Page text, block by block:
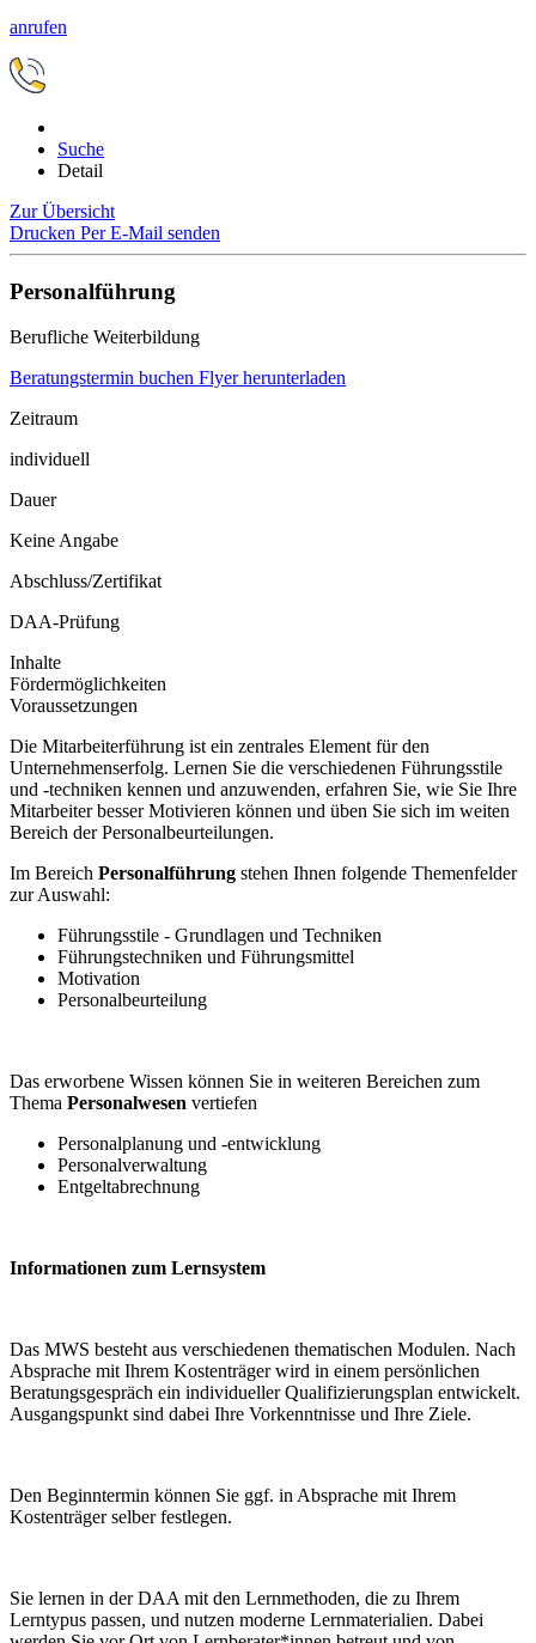
anrufen
Suche
Detail
Zur Übersicht
Drucken Per E-Mail senden
Personalführung
Berufliche Weiterbildung
Beratungstermin buchen Flyer herunterladen
Zeitraum
individuell
Dauer
Keine Angabe
Abschluss/Zertifikat
DAA-Prüfung
Inhalte
Fördermöglichkeiten
Voraussetzungen
Die Mitarbeiterführung ist ein zentrales Element für den
Unternehmenserfolg. Lernen Sie die verschiedenen Führungsstile
und -techniken kennen und anzuwenden, erfahren Sie, wie Sie Ihre
Mitarbeiter besser Motivieren können und üben Sie sich im weiten
Bereich der Personalbeurteilungen.
Im Bereich Personalführung stehen Ihnen folgende Themenfelder
zur Auswahl:
Führungsstile - Grundlagen und Techniken
Führungstechniken und Führungsmittel
Motivation
Personalbeurteilung
Das erworbene Wissen können Sie in weiteren Bereichen zum
Thema Personalwesen vertiefen
Personalplanung und -entwicklung
Personalverwaltung
Entgeltabrechnung
Informationen zum Lernsystem
Das MWS besteht aus verschiedenen thematischen Modulen. Nach
Absprache mit Ihrem Kostenträger wird in einem persönlichen
Beratungsgespräch ein individueller Qualifizierungsplan entwickelt.
Ausgangspunkt sind dabei Ihre Vorkenntnisse und Ihre Ziele.
Den Beginntermin können Sie ggf. in Absprache mit Ihrem
Kostenträger selber festlegen.
Sie lernen in der DAA mit den Lernmethoden, die zu Ihrem
Lerntypus passen, und nutzen moderne Lernmaterialien. Dabei